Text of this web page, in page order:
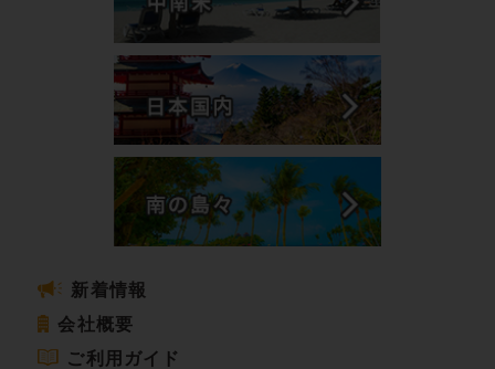
新着情報
会社概要
ご利用ガイド